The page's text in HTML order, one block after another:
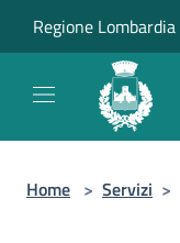
Regione Lombardia
Home > Servizi >